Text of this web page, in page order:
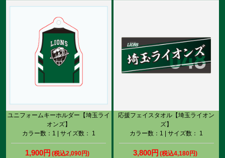
ユニフォームキーホルダー【埼玉ライ
オンズ】
カラー数：1 | サイズ数： 1
1,900円 (税込2,090円)
応援フェイスタオル【埼玉ライオン
ズ】
カラー数：1 | サイズ数： 1
3,800円 (税込4,180円)